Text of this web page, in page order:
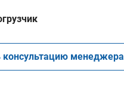
консультацию менеджера